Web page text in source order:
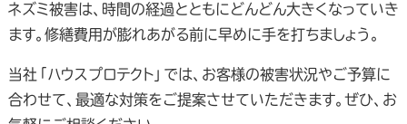
ネズミ被害は、時間の経過とともにどんどん大きくなっていき
ます。修繕費用が膨れあがる前に早めに手を打ちましょう。
当社「ハウスプロテクト」では、お客様の被害状況やご予算に
合わせて、最適な対策をご提案させていただきます。ぜひ、お